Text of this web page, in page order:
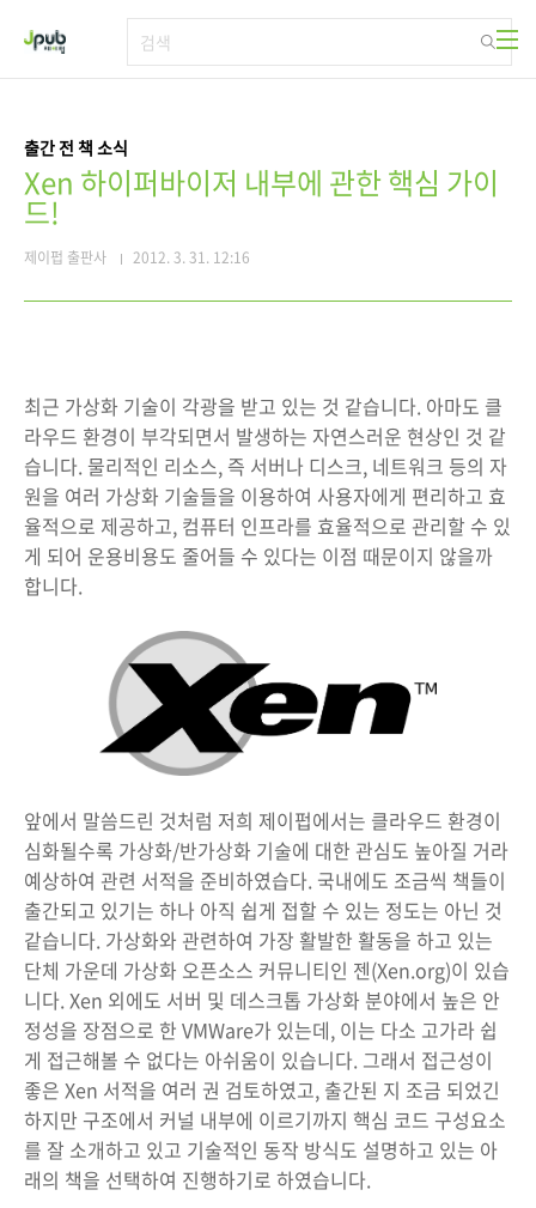
출간 전 책 소식
Xen 하이퍼바이저 내부에 관한 핵심 가이
드!
제이펍 출판사 2012. 3. 31. 12:16
최근 가상화 기술이 각광을 받고 있는 것 같습니다. 아마도 클
라우드 환경이 부각되면서 발생하는 자연스러운 현상인 것 같
습니다. 물리적인 리소스, 즉 서버나 디스크, 네트워크 등의 자
원을 여러 가상화 기술들을 이용하여 사용자에게 편리하고 효
율적으로 제공하고, 컴퓨터 인프라를 효율적으로 관리할 수 있
게 되어 운용비용도 줄어들 수 있다는 이점 때문이지 않을까
합니다.
앞에서 말씀드린 것처럼 저희 제이펍에서는 클라우드 환경이
심화될수록 가상화/반가상화 기술에 대한 관심도 높아질 거라
예상하여 관련 서적을 준비하였습다. 국내에도 조금씩 책들이
출간되고 있기는 하나 아직 쉽게 접할 수 있는 정도는 아닌 것
같습니다. 가상화와 관련하여 가장 활발한 활동을 하고 있는
단체 가운데 가상화 오픈소스 커뮤니티인 젠(Xen.org)이 있습
니다. Xen 외에도 서버 및 데스크톱 가상화 분야에서 높은 안
정성을 장점으로 한 VMWare가 있는데, 이는 다소 고가라 쉽
게 접근해볼 수 없다는 아쉬움이 있습니다. 그래서 접근성이
좋은 Xen 서적을 여러 권 검토하였고, 출간된 지 조금 되었긴
하지만 구조에서 커널 내부에 이르기까지 핵심 코드 구성요소
를 잘 소개하고 있고 기술적인 동작 방식도 설명하고 있는 아
래의 책을 선택하여 진행하기로 하였습니다.